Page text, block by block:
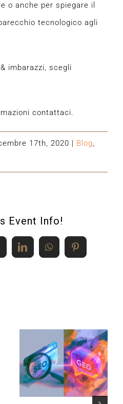
o anche per spiegare il
tecnologico agli
imbarazzi, scegli
contattaci.
17th, 2020 | Blog,
Event Info!
LinkedInWhatsAppPinterest